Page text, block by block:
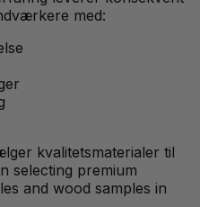
med:
kvalitetsmaterialer til
selecting premium
and wood samples in